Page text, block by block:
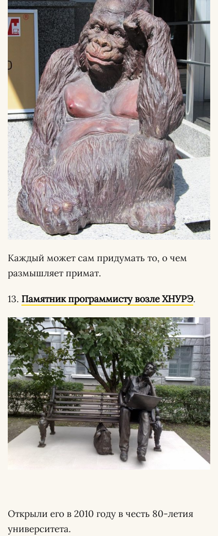
Каждый может сам придумать то, о чем
размышляет примат.
13. Памятник программисту возле ХНУРЭ.
Открыли его в 2010 году в честь 80-летия
университета.